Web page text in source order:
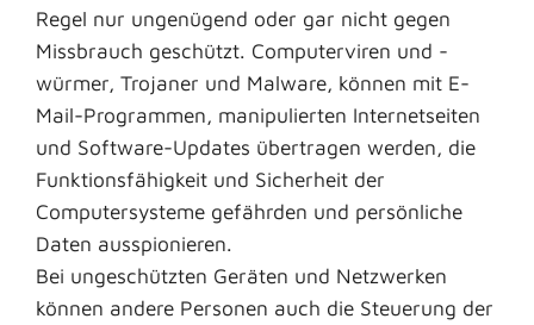
Regel nur ungenügend oder gar nicht gegen
Missbrauch geschützt. Computerviren und -
würmer, Trojaner und Malware, können mit E-
Mail-Programmen, manipulierten Internetseiten
und Software-Updates übertragen werden, die
Funktionsfähigkeit und Sicherheit der
Computersysteme gefährden und persönliche
Daten ausspionieren.
Bei ungeschützten Geräten und Netzwerken
können andere Personen auch die Steuerung der